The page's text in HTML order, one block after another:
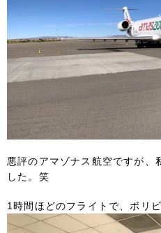
悪評のアマゾナス航空ですが、
した。笑
1時間ほどのフライトで、ボリ